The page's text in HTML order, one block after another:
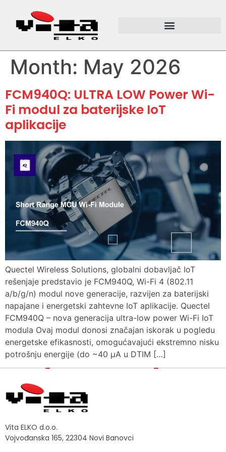
Month: May 2026
FCM940Q: ULTRA LOW Power Wi-
Fi modul za baterijske IoT
aplikacije
Quectel Wireless Solutions, globalni dobavljač IoT
rešenjaje predstavio je FCM940Q, Wi-Fi 4 (802.11
a/b/g/n) modul nove generacije, razvijen za baterijski
napajane i energetski zahtevne IoT aplikacije. Quectel
FCM940Q – nova generacija ultra-low power Wi-Fi IoT
modula Ovaj modul donosi značajan iskorak u pogledu
energetske efikasnosti, omogućavajući ekstremno nisku
potrošnju energije (do ~40 µA u DTIM […]
Vita ELKO d.o.o.
Vojvođanska 165, 22304 Novi Banovci